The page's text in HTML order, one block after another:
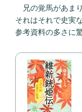
兄の覚馬があま
それはそれで史実
参考資料の多さに驚